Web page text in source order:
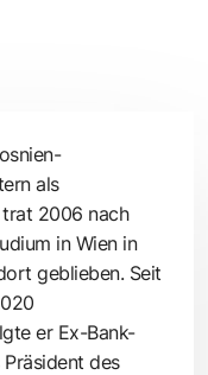
als
trat 2006 nach
in Wien in
geblieben. Seit
er Ex-Bank-
des